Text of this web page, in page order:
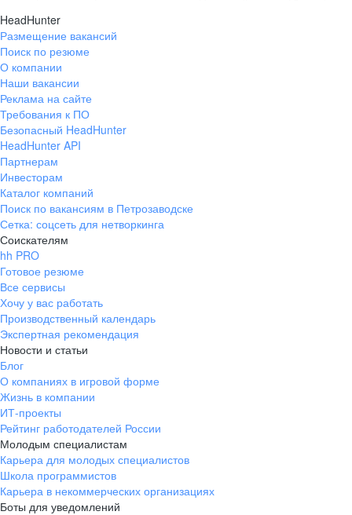
HeadHunter
Размещение вакансий
Поиск по резюме
О компании
Наши вакансии
Реклама на сайте
Требования к ПО
Безопасный HeadHunter
HeadHunter API
Партнерам
Инвесторам
Каталог компаний
Поиск по вакансиям в Петрозаводске
Сетка: соцсеть для нетворкинга
Соискателям
hh PRO
Готовое резюме
Все сервисы
Хочу у вас работать
Производственный календарь
Экспертная рекомендация
Новости и статьи
Блог
О компаниях в игровой форме
Жизнь в компании
ИТ-проекты
Рейтинг работодателей России
Молодым специалистам
Карьера для молодых специалистов
Школа программистов
Карьера в некоммерческих организациях
Боты для уведомлений